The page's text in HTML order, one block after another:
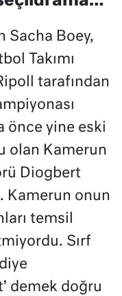
Sacha Boey,
Takımı
tarafından
önce yine eski
olan Kamerun
Diogbert
Kamerun onun
temsil
Sırf
demek doğru